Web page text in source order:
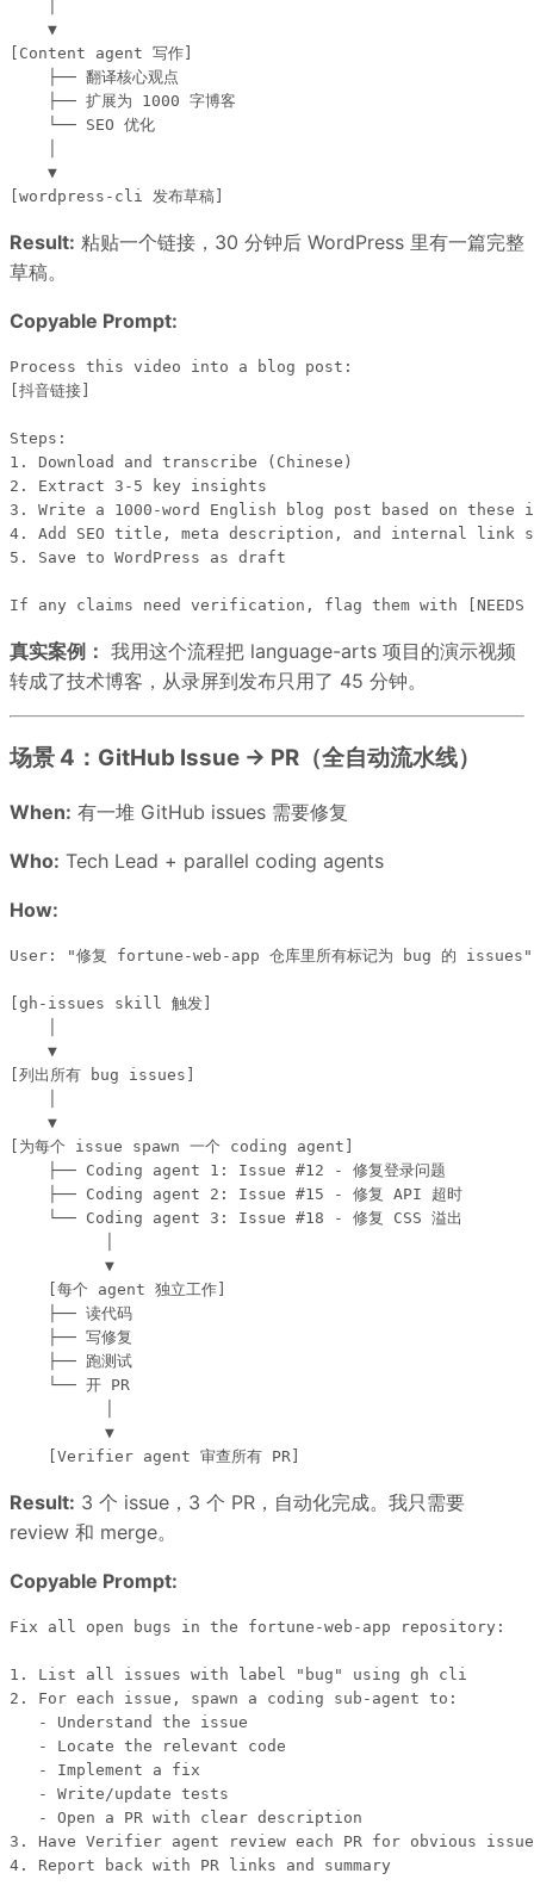
    ▼
[Content agent 写作]
    ├── 翻译核心观点
    ├── 扩展为 1000 字博客
    └── SEO 优化
    ▼
Result: 粘贴一个链接，30 分钟后 WordPress 里有一篇完整
草稿。
Copyable Prompt:
Process this video into a blog post:
[抖音链接]
Steps:
1. Download and transcribe (Chinese)
2. Extract 3-5 key insights
3. Write a 1000-word English blog post based on these
4. Add SEO title, meta description, and internal link
5. Save to WordPress as draft
真实案例： 我用这个流程把 language-arts 项目的演示视频
转成了技术博客，从录屏到发布只用了 45 分钟。
场景 4：GitHub Issue → PR（全自动流水线）
When: 有一堆 GitHub issues 需要修复
Who: Tech Lead + parallel coding agents
How:
User: "修复 fortune-web-app 仓库里所有标记为 bug 的 issues"
[gh-issues skill 触发]
    ▼
[列出所有 bug issues]
    ▼
[为每个 issue spawn 一个 coding agent]
    ├── Coding agent 1: Issue #12 - 修复登录问题
    ├── Coding agent 2: Issue #15 - 修复 API 超时
    └── Coding agent 3: Issue #18 - 修复 CSS 溢出
          ▼
    [每个 agent 独立工作]
    ├── 读代码
    ├── 写修复
    ├── 跑测试
    └── 开 PR
          ▼
Result: 3 个 issue，3 个 PR，自动化完成。我只需要
review 和 merge。
Copyable Prompt:
Fix all open bugs in the fortune-web-app repository:
1. List all issues with label "bug" using gh cli
2. For each issue, spawn a coding sub-agent to:
   - Understand the issue
   - Locate the relevant code
   - Implement a fix
   - Write/update tests
   - Open a PR with clear description
3. Have Verifier agent review each PR for obvious
4. Report back with PR links and summary